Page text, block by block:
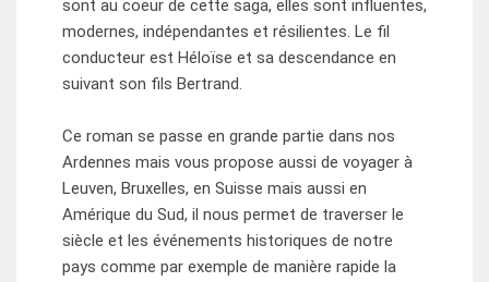
sont au coeur de cette saga, elles sont influentes,
modernes, indépendantes et résilientes. Le fil
conducteur est Héloïse et sa descendance en
suivant son fils Bertrand.
Ce roman se passe en grande partie dans nos
Ardennes mais vous propose aussi de voyager à
Leuven, Bruxelles, en Suisse mais aussi en
Amérique du Sud, il nous permet de traverser le
siècle et les événements historiques de notre
pays comme par exemple de manière rapide la